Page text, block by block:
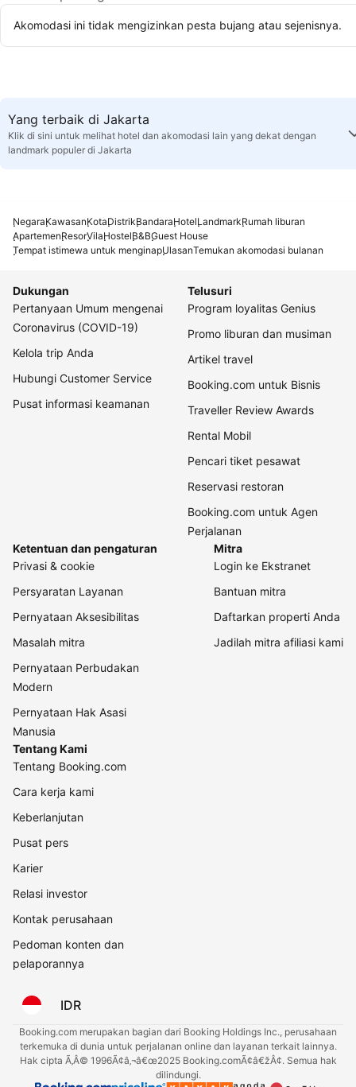
Akomodasi ini tidak mengizinkan pesta bujang atau sejenisnya.
Yang terbaik di Jakarta
Klik di sini untuk melihat hotel dan akomodasi lain yang dekat dengan
landmark populer di Jakarta
NegaraKawasanKotaDistrikBandaraHotelLandmarkRumah liburan
ApartemenResorVilaHostelB&BGuest House
Tempat istimewa untuk menginapUlasanTemukan akomodasi bulanan
Dukungan
Pertanyaan Umum mengenai
Coronavirus (COVID-19)
Kelola trip Anda
Hubungi Customer Service
Pusat informasi keamanan
Telusuri
Program loyalitas Genius
Promo liburan dan musiman
Artikel travel
Booking.com untuk Bisnis
Traveller Review Awards
Rental Mobil
Pencari tiket pesawat
Reservasi restoran
Booking.com untuk Agen
Perjalanan
Ketentuan dan pengaturan
Privasi & cookie
Persyaratan Layanan
Pernyataan Aksesibilitas
Masalah mitra
Pernyataan Perbudakan
Modern
Pernyataan Hak Asasi
Manusia
Mitra
Login ke Ekstranet
Bantuan mitra
Daftarkan properti Anda
Jadilah mitra afiliasi kami
Tentang Kami
Tentang Booking.com
Cara kerja kami
Keberlanjutan
Pusat pers
Karier
Relasi investor
Kontak perusahaan
Pedoman konten dan
pelaporannya
IDR
Booking.com merupakan bagian dari Booking Holdings Inc., perusahaan
terkemuka di dunia untuk perjalanan online dan layanan terkait lainnya.
Hak cipta Ã‚Â© 1996Ã¢â‚¬â€œ2025 Booking.comÃ¢â€žÂ¢. Semua hak
dilindungi.